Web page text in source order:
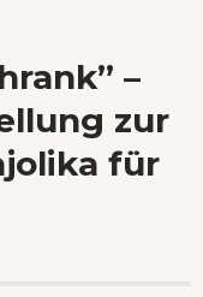
–
zur
für